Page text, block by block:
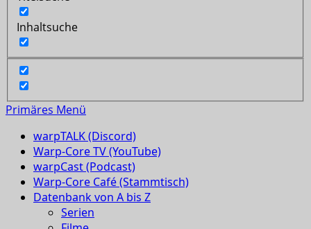
Inhaltsuche
Primäres Menü
warpTALK (Discord)
Warp-Core TV (YouTube)
warpCast (Podcast)
Warp-Core Café (Stammtisch)
Datenbank von A bis Z
Serien